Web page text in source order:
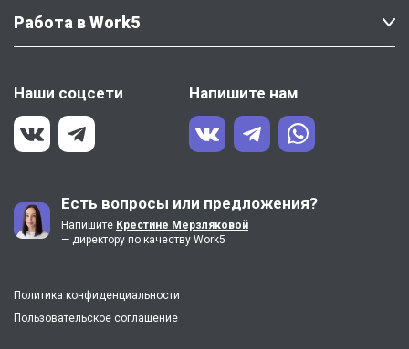
Работа в Work5
Наши соцсети Напишите нам
Есть вопросы или предложения?
Напишите Крестине Мерзляковой
— директору по качеству Work5
Политика конфиденциальности
Пользовательское соглашение